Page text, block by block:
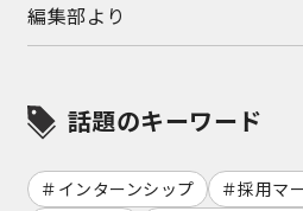
編集部より
話題のキーワード
インターンシップ
採用マ